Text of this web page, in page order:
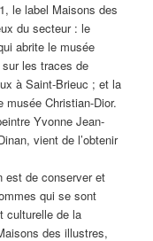
le label Maisons des
du secteur : le
abrite le musée
les traces de
à Saint-Brieuc ; et la
Christian-Dior.
Yvonne Jean-
vient de l’obtenir
est de conserver et
qui se sont
culturelle de la
des illustres,